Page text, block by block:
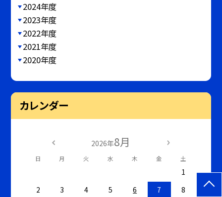
2024年度
2023年度
2022年度
2021年度
2020年度
カレンダー
2026年8月
日 月 火 水 木 金 土
1
2
3 4 5 6 7 8